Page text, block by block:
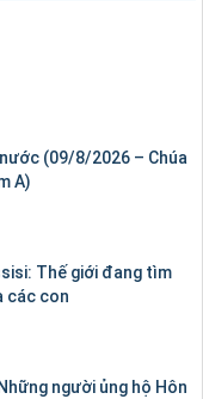
(09/8/2026 – Chúa
A)
Thế giới đang tìm
các con
người ủng hộ Hôn